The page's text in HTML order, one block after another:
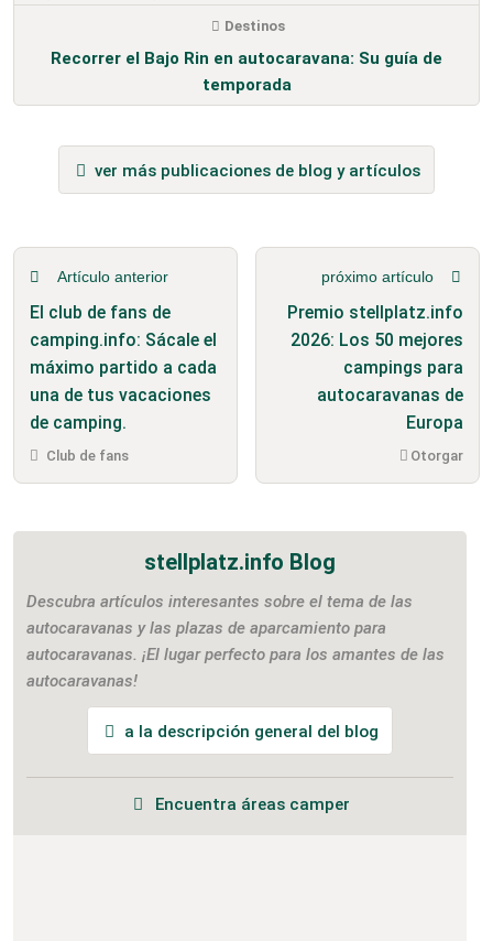
Destinos
Recorrer el Bajo Rin en autocaravana: Su guía de
temporada
ver más publicaciones de blog y artículos
Artículo anterior
El club de fans de
camping.info: Sácale el
máximo partido a cada
una de tus vacaciones
de camping.
Club de fans
próximo artículo
Premio stellplatz.info
2026: Los 50 mejores
campings para
autocaravanas de
Europa
Otorgar
stellplatz.info Blog
Descubra artículos interesantes sobre el tema de las
autocaravanas y las plazas de aparcamiento para
autocaravanas. ¡El lugar perfecto para los amantes de las
autocaravanas!
a la descripción general del blog
Encuentra áreas camper